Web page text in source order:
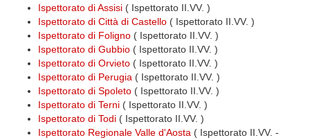
Ispettorato di Assisi ( Ispettorato II.VV. )
Ispettorato di Città di Castello ( Ispettorato II.VV. )
Ispettorato di Foligno ( Ispettorato II.VV. )
Ispettorato di Gubbio ( Ispettorato II.VV. )
Ispettorato di Orvieto ( Ispettorato II.VV. )
Ispettorato di Perugia ( Ispettorato II.VV. )
Ispettorato di Spoleto ( Ispettorato II.VV. )
Ispettorato di Terni ( Ispettorato II.VV. )
Ispettorato di Todi ( Ispettorato II.VV. )
Ispettorato Regionale Valle d'Aosta ( Ispettorato II.VV. -